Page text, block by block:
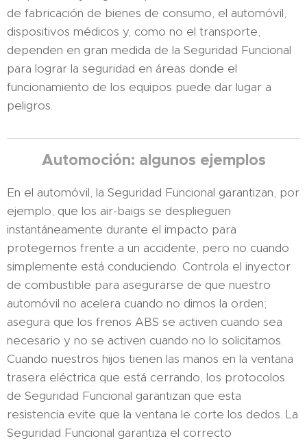
de fabricación de bienes de consumo, el automóvil,
dispositivos médicos y, como no el transporte,
dependen en gran medida de la Seguridad Funcional
para lograr la seguridad en áreas donde el
funcionamiento de los equipos puede dar lugar a
peligros.
Automoción: algunos ejemplos
En el automóvil, la Seguridad Funcional garantizan, por
ejemplo, que los air-baigs se desplieguen
instantáneamente durante el impacto para
protegernos frente a un accidente, pero no cuando
simplemente está conduciendo. Controla el inyector
de combustible para asegurarse de que nuestro
automóvil no acelera cuando no dimos la orden;
asegura que los frenos ABS se activen cuando sea
necesario y no se activen cuando no lo solicitamos.
Cuando nuestros hijos tienen las manos en la ventana
trasera eléctrica que está cerrando, los protocolos
de Seguridad Funcional garantizan que esta
resistencia evite que la ventana le corte los dedos. La
Seguridad Funcional garantiza el correcto